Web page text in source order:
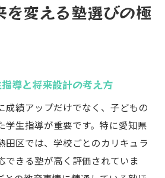
で苦手克服へ導く指導ポイン
やる気と自主学習力の育て方
と合格実績の関係を徹底分析
ートが成績に与える効果とは
の本質的な特徴
を変える塾選びの極
導と将来設計の考え方
成績アップだけでなく、子どもの
学生指導が重要です。特に愛知県
田区では、学校ごとのカリキュラ
できる塾が高く評価されていま